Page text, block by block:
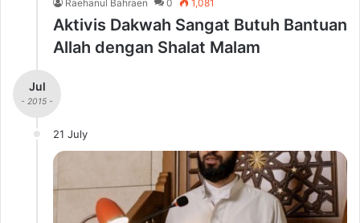
Raehanul Bahraen 0 1,081
Aktivis Dakwah Sangat Butuh Bantuan
Allah dengan Shalat Malam
Jul
- 2015 -
21 July